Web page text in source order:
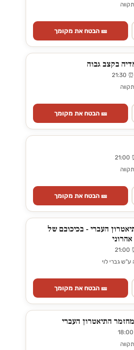
🎫 הבטח את מקומך
בקצב גבוה
🎫 הבטח את מקומך
🎫 הבטח את מקומך
העברי - בכיכובם של
ע"ש גברי לוי
🎫 הבטח את מקומך
התיאטרון העברי